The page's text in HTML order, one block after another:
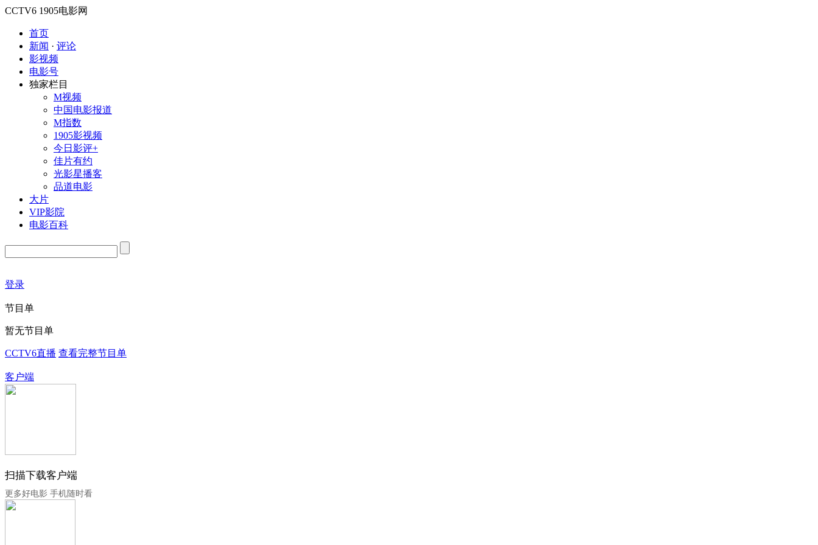
CCTV6 1905电影网
首页
新闻 · 评论
影视频
电影号
独家栏目
M视频
中国电影报道
M指数
1905影视频
今日影评+
佳片有约
光影星播客
品道电影
大片
VIP影院
电影百科
登录
节目单
暂无节目单
CCTV6直播 查看完整节目单
客户端
扫描下载客户端
更多好电影 手机随时看